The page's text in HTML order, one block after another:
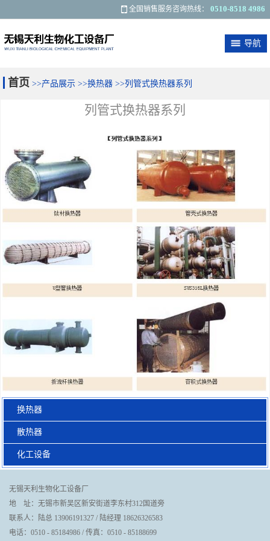
全国销售服务咨询热线： 0510-8518 4986
导航
关于我们 最新资讯 产品展示
联系我们
首页 >>产品展示 >>换热器 >>列管式换热器系列
列管式换热器系列
换热器
散热器
化工设备
无锡天利生物化工设备厂
地 址：无锡市新吴区新安街道李东村312国道旁
联系人：陆总 13906191327 / 陆经理 18626326583
电话：0510 - 85184986 / 传真：0510 - 85188699